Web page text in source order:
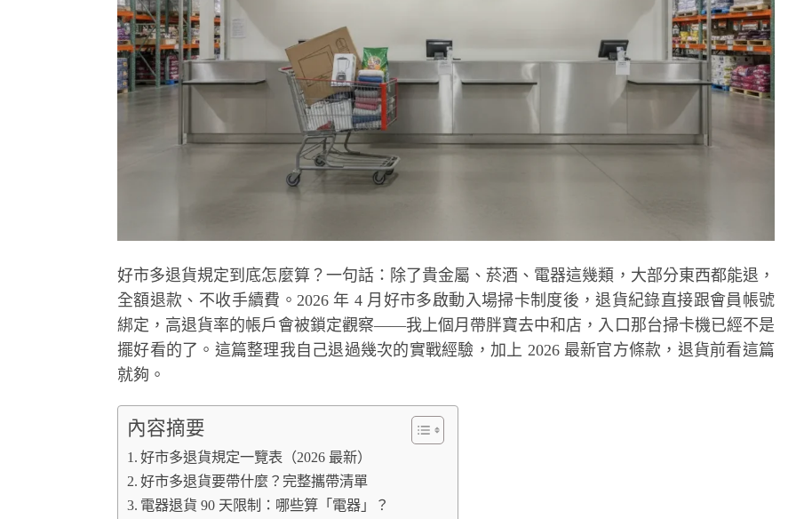
好市多退貨規定到底怎麼算？一句話：除了貴金屬、菸酒、電器這幾類，大部分東西都能退，
全額退款、不收手續費。2026 年 4 月好市多啟動入場掃卡制度後，退貨紀錄直接跟會員帳號
綁定，高退貨率的帳戶會被鎖定觀察——我上個月帶胖寶去中和店，入口那台掃卡機已經不是
擺好看的了。這篇整理我自己退過幾次的實戰經驗，加上 2026 最新官方條款，退貨前看這篇
就夠。
內容摘要
好市多退貨規定一覽表（2026 最新）
好市多退貨要帶什麼？完整攜帶清單
電器退貨 90 天限制：哪些算「電器」？